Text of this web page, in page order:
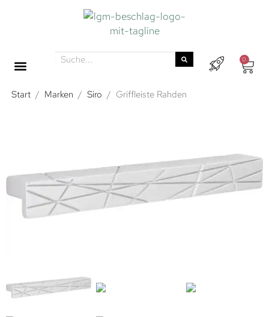
0
Start / Marken / Siro / Griffleiste Rahden